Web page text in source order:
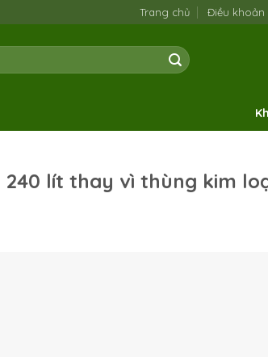
Trang chủ Điều khoản
lít thay vì thùng kim